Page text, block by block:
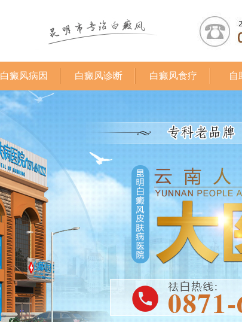
白癜风病因 白癜风诊断 白癜风食疗 自